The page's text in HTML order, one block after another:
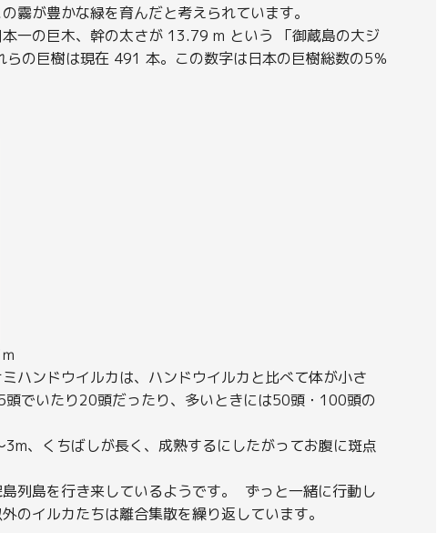
霧が豊かな緑を育んだと考えられています。
一の巨木、幹の太さが 13.79 m という 「御蔵島の大ジ
の巨樹は現在 491 本。この数字は日本の巨樹総数の5％
ハンドウイルカは、ハンドウイルカと比べて体が小さ
でいたり20頭だったり、多いときには50頭・100頭の
、くちばしが長く、成熟するにしたがってお腹に斑点
列島を行き来しているようです。 ずっと一緒に行動し
のイルカたちは離合集散を繰り返しています。